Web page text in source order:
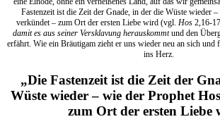
Fastenzeit ist die Zeit der Gnade, in der die Wüste wieder
verkündet – zum Ort der ersten Liebe wird (vgl. Hos2,16-
damit es aus seiner Versklavung herauskommtund den
erfährt. Wie ein Bräutigam zieht er uns wieder neu an sich und
ins Herz.
„Die Fastenzeit ist die Zeit der
Wüste wieder – wie der Prophet
zum Ort der ersten Liebe